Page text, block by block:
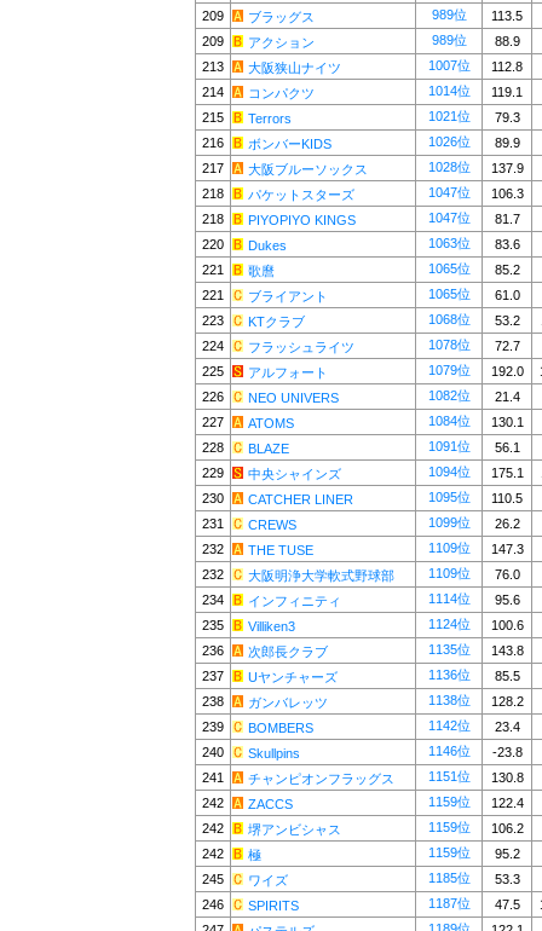
209
ブラッグス 989位
113.5
209
アクション 989位
88.9
213
大阪狭山ナイツ 1007位
112.8
214
コンパクツ 1014位
119.1
215
Terrors 1021位
79.3
216
ボンバーKIDS 1026位
89.9
217
大阪ブルーソックス 1028位
137.9
218
パケットスターズ 1047位
106.3
218
PIYOPIYO KINGS 1047位
81.7
220
Dukes 1063位
83.6
221
歌麿 1065位
85.2
221
ブライアント 1065位
61.0
223
KTクラブ 1068位 53.2
224
フラッシュライツ 1078位
72.7
225
アルフォート 1079位 192.0
226
NEO UNIVERS 1082位
21.4
227
ATOMS 1084位
130.1
228
BLAZE 1091位
56.1
229
中央シャインズ 1094位 175.1
230
CATCHER LINER 1095位
110.5
231
CREWS 1099位
26.2
232
THE TUSE 1109位
147.3
232
大阪明浄大学軟式野球部 1109位
76.0
234
インフィニティ 1114位
95.6
235
Villiken3 1124位
100.6
236
次郎長クラブ 1135位
143.8
237
Uヤンチャーズ 1136位
85.5
238
ガンバレッツ 1138位
128.2
239
BOMBERS 1142位
23.4
240
Skullpins 1146位
-23.8
241
チャンピオンフラッグス 1151位
130.8
242
ZACCS 1159位
122.4
242
堺アンビシャス 1159位
106.2
242
極 1159位
95.2
245
ワイズ 1185位
53.3
246
SPIRITS 1187位 47.5